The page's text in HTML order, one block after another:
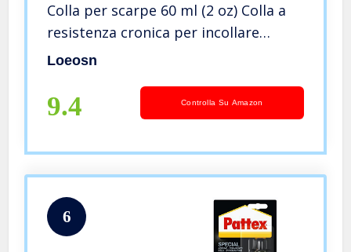
Colla per scarpe 60 ml (2 oz) Colla a
resistenza cronica per incollare
scarpe, articoli in pelle, gioielli ecc.
Loeosn
9.4 Controlla Su Amazon
6